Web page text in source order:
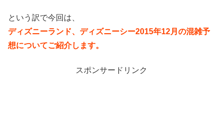
という訳で今回は、
ディズニーランド、ディズニーシー2015年12月の混雑予
想についてご紹介します。
スポンサードリンク